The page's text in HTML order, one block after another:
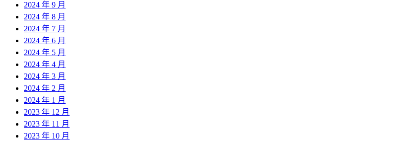
2024 年 9 月
2024 年 8 月
2024 年 7 月
2024 年 6 月
2024 年 5 月
2024 年 4 月
2024 年 3 月
2024 年 2 月
2024 年 1 月
2023 年 12 月
2023 年 11 月
2023 年 10 月